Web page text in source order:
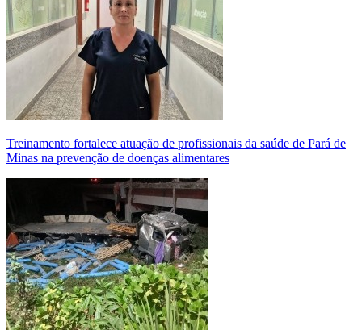
Treinamento fortalece atuação de profissionais da saúde de Pará de
Minas na prevenção de doenças alimentares